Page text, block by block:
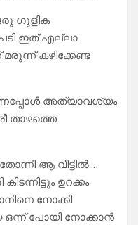
ഗുളിക
ഇത് എല്ലാ
കഴിക്കേണ്ട
അത്യാവശ്യം
താഴത്തെ
ആ വീട്ടിൽ…
ഉറക്കം
നോക്കി
ഒന്ന് പോയി നോക്കാൻ